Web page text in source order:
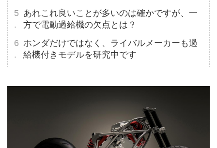
あれこれ良いことが多いのは確かですが、一
方で電動過給機の欠点とは？
ホンダだけではなく、ライバルメーカーも過
給機付きモデルを研究中です